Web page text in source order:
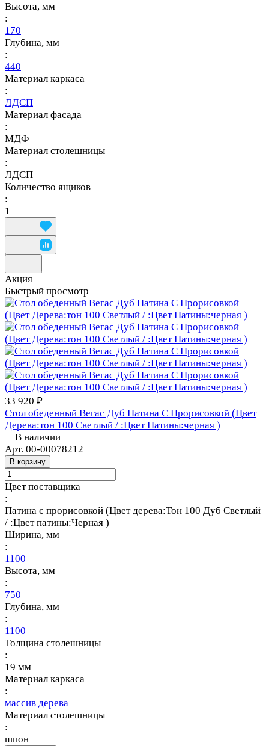
Высота, мм
:
170
Глубина, мм
:
440
Материал каркаса
:
ЛДСП
Материал фасада
:
МДФ
Материал столешницы
:
ЛДСП
Количество ящиков
:
1
Акция
Быстрый просмотр
33 920 ₽
Стол обеденный Вегас Дуб Патина С Прорисовкой (Цвет
Дерева:тон 100 Светлый / :Цвет Патины:черная )
В наличии
Арт. 00-00078212
В корзину
Цвет поставщика
:
Патина с прорисовкой (Цвет дерева:Тон 100 Дуб Светлый
/ :Цвет патины:Черная )
Ширина, мм
:
1100
Высота, мм
:
750
Глубина, мм
:
1100
Толщина столешницы
:
19 мм
Материал каркаса
:
массив дерева
Материал столешницы
:
шпон